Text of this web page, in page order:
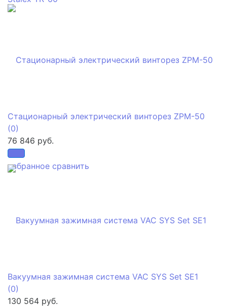
избранное сравнить
Стационарный электрический винторез ZPM-50
(0)
76 846 руб.
Вакуумная зажимная система VAC SYS Set SE1
(0)
130 564 руб.